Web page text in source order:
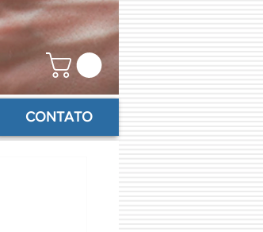
CONTATO